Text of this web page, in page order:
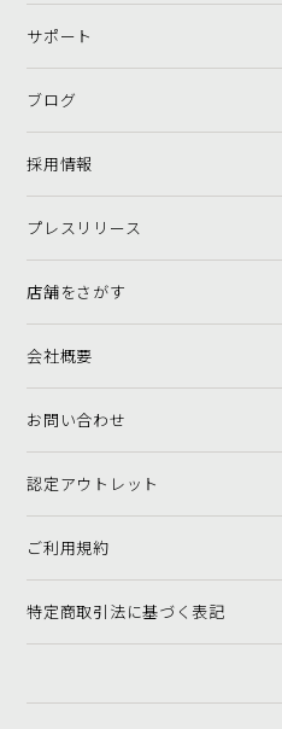
サポート
ブログ
採用情報
プレスリリース
店舗をさがす
会社概要
お問い合わせ
認定アウトレット
ご利用規約
特定商取引法に基づく表記